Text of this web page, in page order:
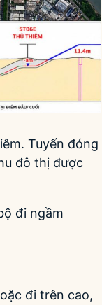
Tuyến đóng
đô thị được
đi ngầm
đi trên cao,
án